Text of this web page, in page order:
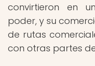
convirtieron en
poder, y su
de rutas
con otras partes